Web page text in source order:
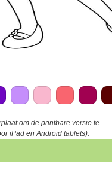
om de printbare versie te
iPad en Android tablets).